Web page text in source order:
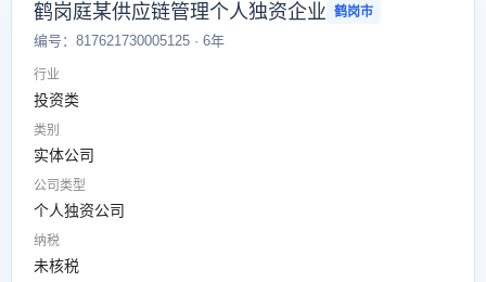
鹤岗庭某供应链管理个人独资企业 鹤岗市
编号：817621730005125 · 6年
行业
投资类
类别
实体公司
公司类型
个人独资公司
纳税
未核税